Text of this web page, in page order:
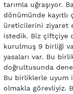
tarımla uğraşıyor.
dönümünde kayıtlı
üreticilerini ziyaret
istedik. Biz çiftçiye
kurulmuş 9 birliği
yasaları var. Bu
doğrultusunda
Bu birliklerle uyum
olmakla görevliyiz.